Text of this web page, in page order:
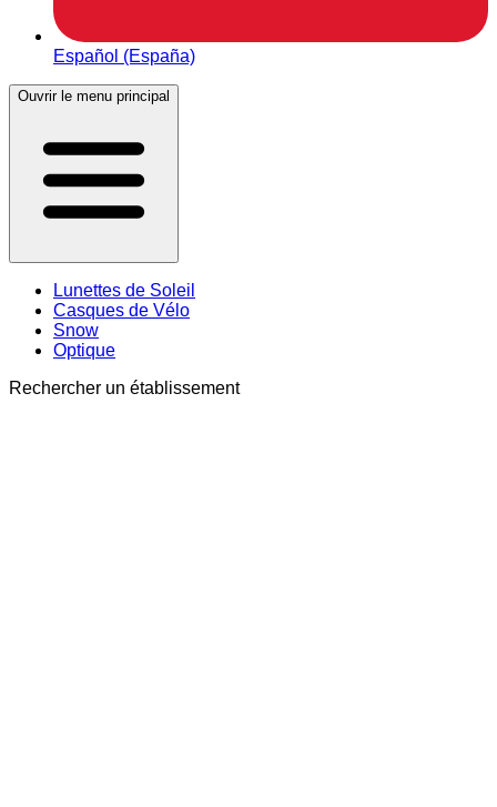
Español (España)
Ouvrir le menu principal
Lunettes de Soleil
Casques de Vélo
Snow
Optique
Rechercher un établissement